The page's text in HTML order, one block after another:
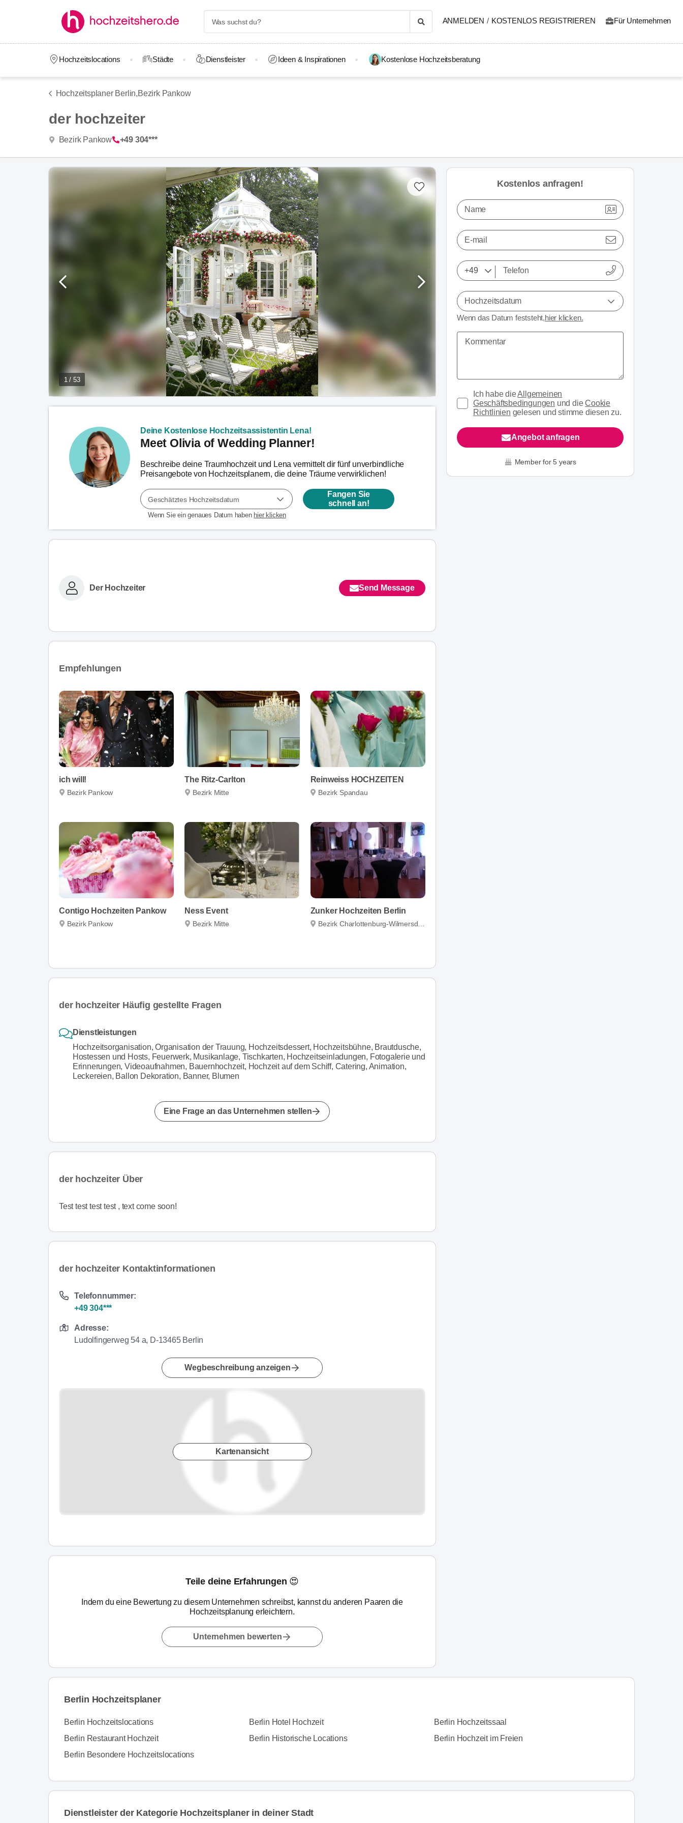
ANMELDEN / KOSTENLOS REGISTRIEREN Für Unternehmen
Hochzeitslocations Städte Dienstleister Ideen & Inspirationen Kostenlose Hochzeitsberatung
Hochzeitsplaner Berlin,Bezirk Pankow
der hochzeiter
Bezirk Pankow +49 304***
1 / 53
Deine Kostenlose Hochzeitsassistentin Lena!
Meet Olivia of Wedding Planner!
Beschreibe deine Traumhochzeit und Lena vermittelt dir fünf unverbindliche
Preisangebote von Hochzeitsplanern, die deine Träume verwirklichen!
Geschätztes Hochzeitsdatum
Wenn Sie ein genaues Datum haben hier klicken
Fangen Sie
schnell an!
Der Hochzeiter Send Message
Empfehlungen
ich will!
Bezirk Pankow
The Ritz-Carlton
Bezirk Mitte
Reinweiss HOCHZEITEN
Bezirk Spandau
Contigo Hochzeiten Pankow
Bezirk Pankow
Ness Event
Bezirk Mitte
Zunker Hochzeiten Berlin
Bezirk Charlottenburg-Wilmersdorf
der hochzeiter Häufig gestellte Fragen
Dienstleistungen
Hochzeitsorganisation, Organisation der Trauung, Hochzeitsdessert, Hochzeitsbühne, Brautdusche,
Hostessen und Hosts, Feuerwerk, Musikanlage, Tischkarten, Hochzeitseinladungen, Fotogalerie und
Erinnerungen, Videoaufnahmen, Bauernhochzeit, Hochzeit auf dem Schiff, Catering, Animation,
Leckereien, Ballon Dekoration, Banner, Blumen
Eine Frage an das Unternehmen stellen
der hochzeiter Über
Test test test test , text come soon!
der hochzeiter Kontaktinformationen
Telefonnummer:
+49 304***
Adresse:
Ludolfingerweg 54 a, D-13465 Berlin
Wegbeschreibung anzeigen
Kartenansicht
Teile deine Erfahrungen 😍
Indem du eine Bewertung zu diesem Unternehmen schreibst, kannst du anderen Paaren die
Hochzeitsplanung erleichtern.
Unternehmen bewerten
Kostenlos anfragen!
Name
E-mail
Hochzeitsdatum
Wenn das Datum feststeht,hier klicken.
Ich habe dieAllgemeinen
Geschäftsbedingungen und dieCookie
Richtlinien gelesen und stimme diesen zu.
Angebot anfragen
Member for 5 years
Berlin Hochzeitsplaner
Berlin Hochzeitslocations Berlin Hotel Hochzeit
Berlin Hochzeitssaal
Berlin Restaurant Hochzeit
Berlin Historische Locations
Berlin Hochzeit im Freien
Berlin Besondere Hochzeitslocations
Dienstleister der Kategorie Hochzeitsplaner in deiner Stadt